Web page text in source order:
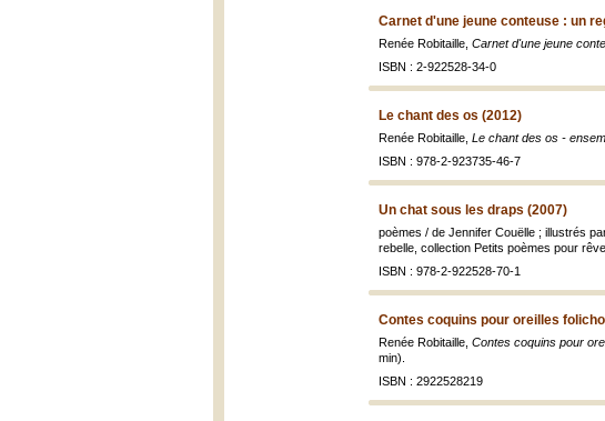
Carnet d'une jeune conteuse : un
Renée Robitaille, Carnet d'une jeune
ISBN : 2-922528-34-0
Le chant des os (2012)
Renée Robitaille, Le chant des os -
ISBN : 978-2-923735-46-7
Un chat sous les draps (2007)
poèmes / de Jennifer Couëlle ; illustrés
rebelle, collection Petits poèmes pour
ISBN : 978-2-922528-70-1
Contes coquins pour oreilles
Renée Robitaille, Contes coquins pour
min).
ISBN : 2922528219